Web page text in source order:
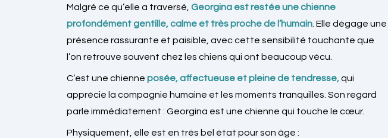
Malgré ce qu’elle a traversé, Georgina est restée une chienne
profondément gentille, calme et très proche de l’humain . Elle dégage une
présence rassurante et paisible, avec cette sensibilité touchante que
l’on retrouve souvent chez les chiens qui ont beaucoup vécu.
C’est une chienne posée, affectueuse et pleine de tendresse,qui
apprécie la compagnie humaine et les moments tranquilles. Son regard
parle immédiatement : Georgina est une chienne qui touche le cœur.
Physiquement, elle est en très bel état pour son âge :